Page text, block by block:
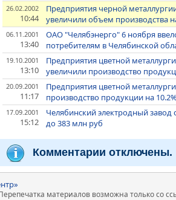
26.02.2002
10:44
Предприятия черной
увеличили объем производства
06.11.2001
13:40
ОАО "Челябэнерго" 6 ноября
потребителям в Челябинской
19.10.2001
13:10
Предприятия цветной
увеличили производство
20.09.2001
11:17
Предприятия цветной
производство продукции на
17.09.2001
15:12
Челябинский электродный завод
до 383 млн руб
Комментарии отключены.
материалов возможна только со